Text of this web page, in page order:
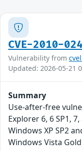
CVE-2010-
Vulnerability from
Updated: 2026-05-21
Summary
Use-after-free
Explorer 6, 6 SP1,
Windows XP SP2
Windows Vista